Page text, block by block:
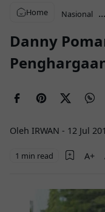
Home Nasional ...
Danny
Oleh IRWAN - 12 Jul
1 min read